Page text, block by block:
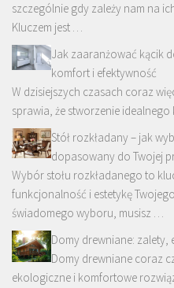
szczególnie gdy zależy nam na
Kluczem jest …
Jak zaaranżować kącik
komfort i efektywność
W dzisiejszych czasach coraz
sprawia, że stworzenie
Stół rozkładany – jak
dopasowany do Twojej
Wybór stołu rozkładanego to
funkcjonalność i estetykę
świadomego wyboru, musisz …
Domy drewniane:
Domy drewniane coraz
ekologiczne i komfortowe